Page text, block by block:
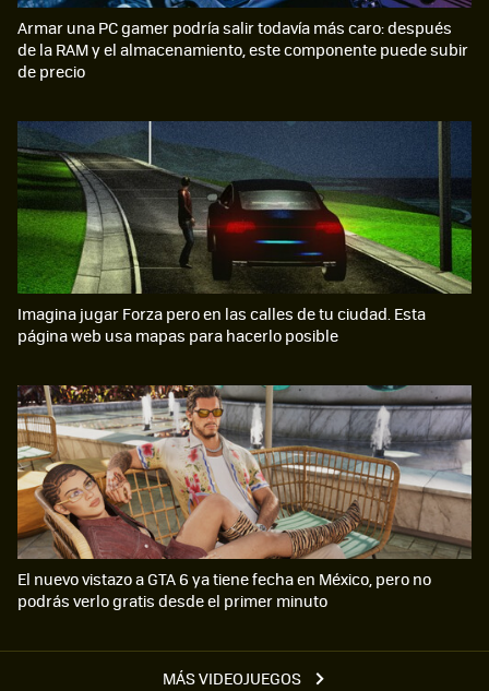
MÁS VIDEOJUEGOS
Armar una PC gamer podría salir todavía más caro: después
de la RAM y el almacenamiento, este componente puede subir
de precio
Imagina jugar Forza pero en las calles de tu ciudad. Esta
página web usa mapas para hacerlo posible
El nuevo vistazo a GTA 6 ya tiene fecha en México, pero no
podrás verlo gratis desde el primer minuto